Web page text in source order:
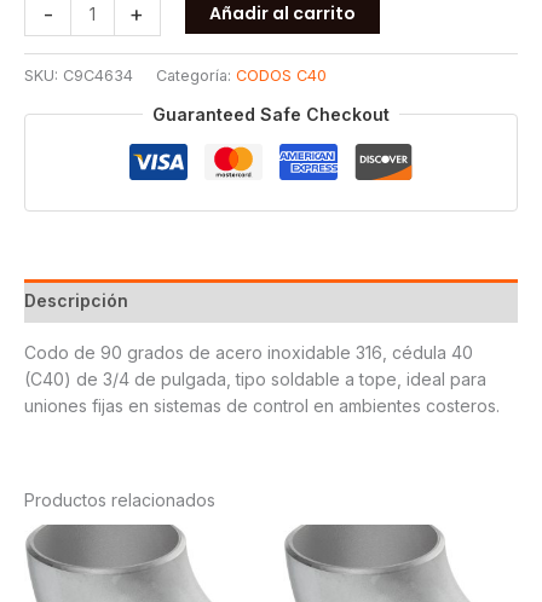
-
90
C40
SOLDABLE
T316
+ Añadir al carrito
SKU: C9C4634 Categoría: CODOS C40
Guaranteed Safe Checkout
Descripción
Codo de 90 grados de acero inoxidable 316, cédula 40
(C40) de 3/4 de pulgada, tipo soldable a tope, ideal para
uniones fijas en sistemas de control en ambientes costeros.
Productos relacionados